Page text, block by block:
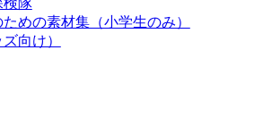
検隊
めの素材集（小学生のみ）
向け）